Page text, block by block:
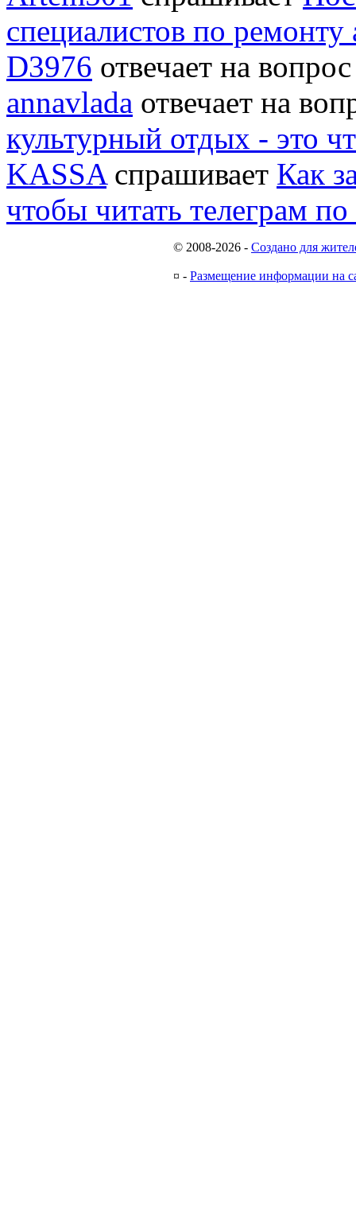
специалистов по
D3976 отвечает на
annavlada отвечает на
культурный отдых - это
KASSA спрашивает Как
чтобы читать телеграм
© 2008-2026 - Создано для
¤ - Размещение информации на